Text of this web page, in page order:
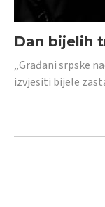
Dan bijelih
„Građani srpske
izvjesiti bijele